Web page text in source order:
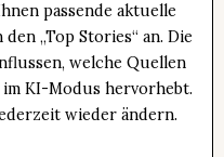
passende aktuelle
„Top Stories“ an. Die
welche Quellen
KI-Modus hervorhebt.
wieder ändern.